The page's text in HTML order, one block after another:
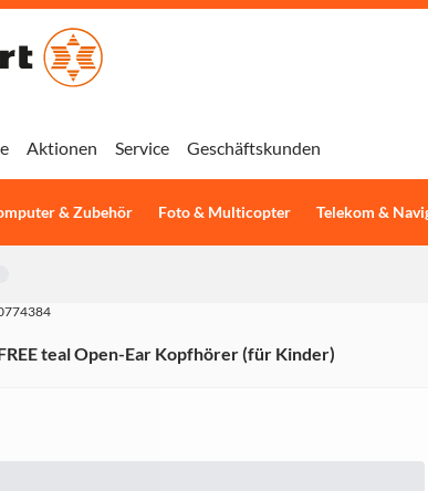
& Zubehör Foto & Multicopter Telekom &
Aktionen Service Geschäftskunden
teal Open-Ear Kopfhörer (für Kinder)